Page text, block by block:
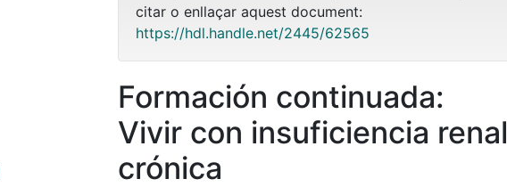
citar o enllaçar aquest document:
https://hdl.handle.net/2445/62565
Formación continuada:
Vivir con insuficiencia renal
crónica